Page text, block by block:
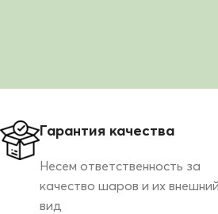
Гарантия качества
Несем ответственность за
качество шаров и их внешний
вид